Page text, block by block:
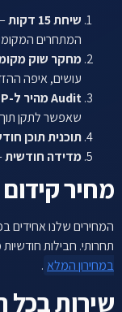
שיחת 15 דקות
המתחרים
מחקר שוק
עושים, איפה
Audit מהיר ל-GBP וה-NAP
שאפשר לתקן
תוכנית תוכן
מדידה חודשית
מחיר
המחירים שלנו אחידים
תחרותי. חבילות חודשיות מ-₪1,199 לחודש ועד ₪1,999
במחירון המלא .
שירות בכל